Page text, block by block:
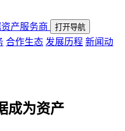
产服务商
打开导航
合作生态 发展历程 新闻动
成为资产